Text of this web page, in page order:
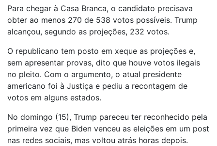
Para chegar à Casa Branca, o candidato precisava
obter ao menos 270 de 538 votos possíveis. Trump
alcançou, segundo as projeções, 232 votos.
O republicano tem posto em xeque as projeções e,
sem apresentar provas, dito que houve votos ilegais
no pleito. Com o argumento, o atual presidente
americano foi à Justiça e pediu a recontagem de
votos em alguns estados.
No domingo (15), Trump pareceu ter reconhecido pela
primeira vez que Biden venceu as eleições em um post
nas redes sociais, mas voltou atrás horas depois.